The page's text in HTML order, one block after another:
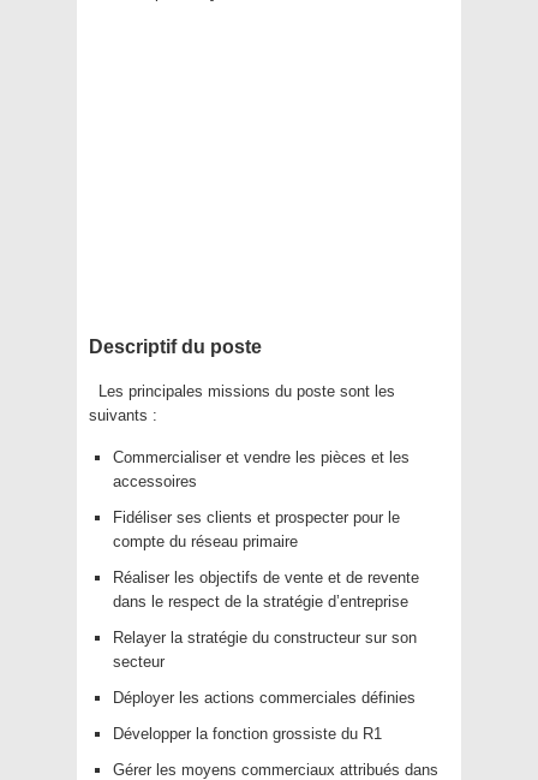
Descriptif du poste
Les principales missions du poste sont les
suivants :
Commercialiser et vendre les pièces et les
accessoires
Fidéliser ses clients et prospecter pour le
compte du réseau primaire
Réaliser les objectifs de vente et de revente
dans le respect de la stratégie d’entreprise
Relayer la stratégie du constructeur sur son
secteur
Déployer les actions commerciales définies
Développer la fonction grossiste du R1
Gérer les moyens commerciaux attribués dans